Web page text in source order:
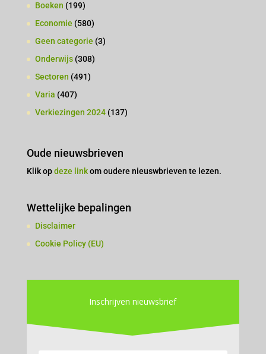
Boeken (199)
Economie (580)
Geen categorie (3)
Onderwijs(308)
Sectoren (491)
Varia (407)
Verkiezingen 2024(137)
Oude nieuwsbrieven
Klik opdeze linkom oudere nieuswbrieven te lezen.
Wettelijke bepalingen
Disclaimer
Cookie Policy (EU)
Inschrijven nieuwsbrief